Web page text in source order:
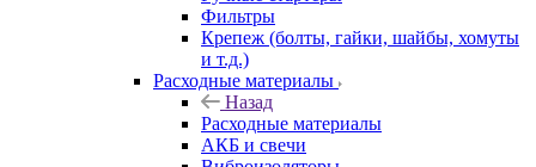
Фильтры
Крепеж (болты, гайки, шайбы, хомуты
и т.д.)
Расходные материалы
Назад
Расходные материалы
АКБ и свечи